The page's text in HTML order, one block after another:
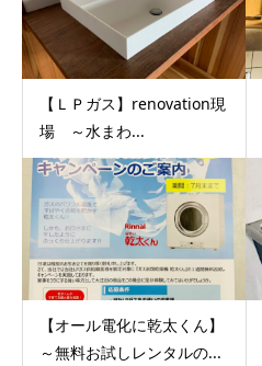
【ＬＰガス】renovation現
場 ～水まわ...
【オール電化に乾太くん】
～無料お試しレンタルの...